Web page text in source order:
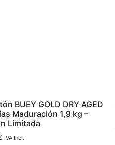
BUEY GOLD DRY AGED
Maduración 1,9 kg –
Limitada
IVA Incl.